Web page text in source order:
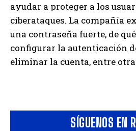
SÍGUENOS EN
ayudar a proteger a los
ciberataques. La compañía
una contraseña fuerte, de
configurar la autenticación
eliminar la cuenta, entre